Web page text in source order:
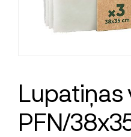
Lupatiņas
PFN/